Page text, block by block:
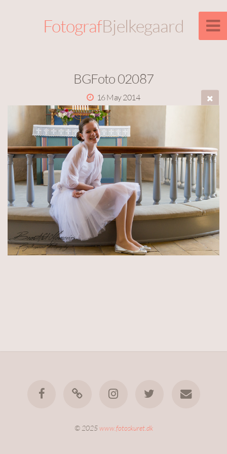
FotografBjelkegaard
BGFoto 02087
16 May 2014
© 2025www.fotoskuret.dk